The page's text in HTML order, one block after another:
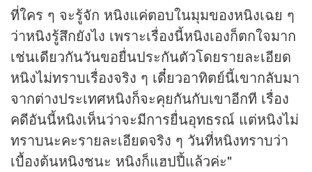
ที่ใคร ๆ จะรู้จัก หนิงแค่ตอบในมุมของหนิงเฉย ๆ
ว่าหนิงรู้สึกยังไง เพราะเรื่องนี้หนิงเองก็ตกใจมาก
เช่นเดียวกันวันขอยื่นประกันตัวโดยรายละเอียด
หนิงไม่ทราบเรื่องจริง ๆ เดี๋ยวอาทิตย์นี้เขากลับมา
จากต่างประเทศหนิงก็จะคุยกันกับเขาอีกที เรื่อง
คดีอันนี้หนิงเห็นว่าจะมีการยื่นอุทธรณ์ แต่หนิงไม่
ทราบนะคะรายละเอียดจริง ๆ วันที่หนิงทราบว่า
เบื้องต้นหนิงชนะ หนิงก็แฮปปี้แล้วค่ะ"